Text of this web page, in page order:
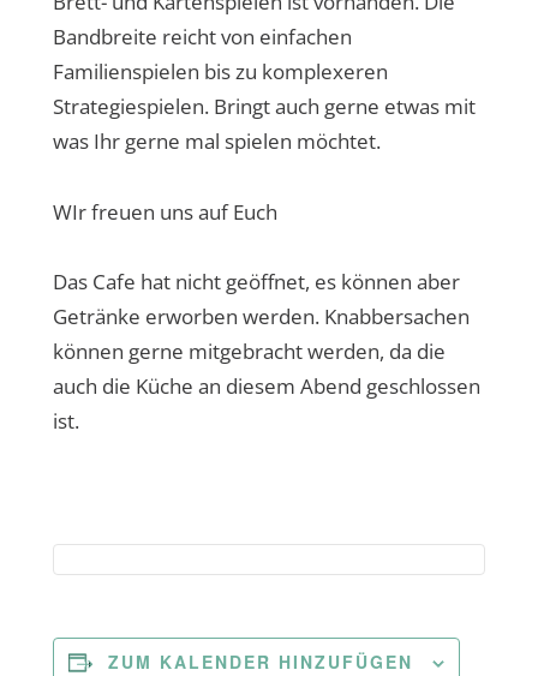
Bandbreite reicht von einfachen
Familienspielen bis zu komplexeren
Strategiespielen. Bringt auch gerne etwas mit
was Ihr gerne mal spielen möchtet.
WIr freuen uns auf Euch
Das Cafe hat nicht geöffnet, es können aber
Getränke erworben werden. Knabbersachen
können gerne mitgebracht werden, da die
auch die Küche an diesem Abend geschlossen
ist.
ZUM KALENDER HINZUFÜGEN